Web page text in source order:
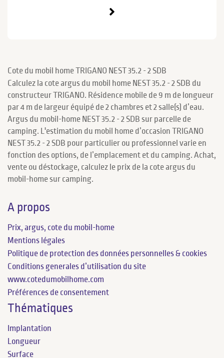
Cote du mobil home TRIGANO NEST 35.2 - 2 SDB
Calculez la cote argus du mobil home NEST 35.2 - 2 SDB du
constructeur TRIGANO. Résidence mobile de 9 m de longueur
par 4 m de largeur équipé de 2 chambres et 2 salle(s) d’eau.
Argus du mobil-home NEST 35.2 - 2 SDB sur parcelle de
camping. L'estimation du mobil home d’occasion TRIGANO
NEST 35.2 - 2 SDB pour particulier ou professionnel varie en
fonction des options, de l’emplacement et du camping. Achat,
vente ou déstockage, calculez le prix de la cote argus du
mobil-home sur camping.
A propos
Prix, argus, cote du mobil-home
Mentions légales
Politique de protection des données personnelles & cookies
Conditions generales d’utilisation du site
www.cotedumobilhome.com
Préférences de consentement
Thématiques
Implantation
Longueur
Surface